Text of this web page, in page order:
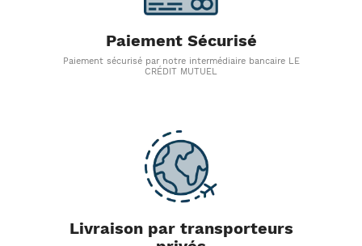
Paiement Sécurisé
Paiement sécurisé par notre intermédiaire bancaire LE
CRÉDIT MUTUEL
Livraison par transporteurs